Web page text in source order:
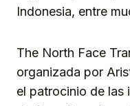
Indonesia, entre
The North Face
organizada por
el patrocinio de las